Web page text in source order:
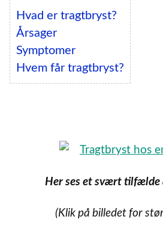
Hvad er tragtbryst?
Årsager
Symptomer
Hvem får tragtbryst?
Her ses et svært
(Klik på billedet for